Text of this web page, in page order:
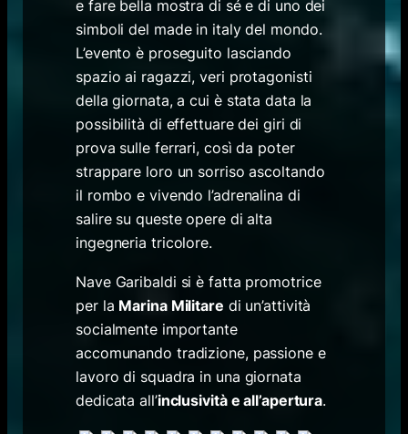
e fare bella mostra di sé e di uno dei
simboli del made in italy del mondo.
L’evento è proseguito lasciando
spazio ai ragazzi, veri protagonisti
della giornata, a cui è stata data la
possibilità di effettuare dei giri di
prova sulle ferrari, così da poter
strappare loro un sorriso ascoltando
il rombo e vivendo l’adrenalina di
salire su queste opere di alta
ingegneria tricolore.
Nave Garibaldi si è fatta promotrice
per la Marina Militare di un’attività
socialmente importante
accomunando tradizione, passione e
lavoro di squadra in una giornata
dedicata all’inclusività e all’apertura.